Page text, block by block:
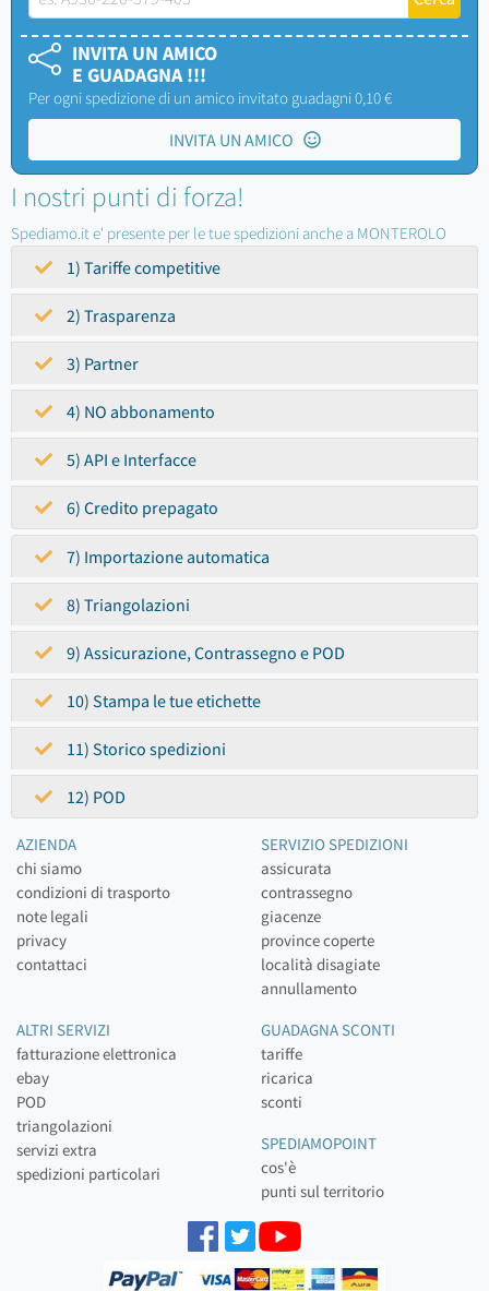
INVITA UN AMICO
E GUADAGNA !!!
Per ogni spedizione di un amico invitato guadagni 0,10 €
INVITA UN AMICO
I nostri punti di forza!
Spediamo.it e' presente per le tue spedizioni anche a MONTEROLO
1) Tariffe competitive
2) Trasparenza
3) Partner
4) NO abbonamento
5) API e Interfacce
6) Credito prepagato
7) Importazione automatica
8) Triangolazioni
9) Assicurazione, Contrassegno e POD
10) Stampa le tue etichette
11) Storico spedizioni
12) POD
AZIENDA
chi siamo
condizioni di trasporto
note legali
privacy
contattaci
SERVIZIO SPEDIZIONI
assicurata
contrassegno
giacenze
province coperte
località disagiate
annullamento
ALTRI SERVIZI
fatturazione elettronica
ebay
POD
triangolazioni
servizi extra
spedizioni particolari
GUADAGNA SCONTI
tariffe
ricarica
sconti
SPEDIAMOPOINT
cos'è
punti sul territorio